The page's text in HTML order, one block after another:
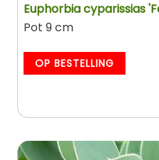
Euphorbia cyparissias
Pot 9 cm
OP BESTELLING